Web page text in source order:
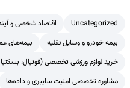
Uncategorized
اقتصاد شخصی و
بیمه خودرو و وسایل نقلیه
بیمه‌های
خرید لوازم ورزشی تخصصی (فوتبال،
مشاوره تخصصی امنیت سایبری و داده‌ها